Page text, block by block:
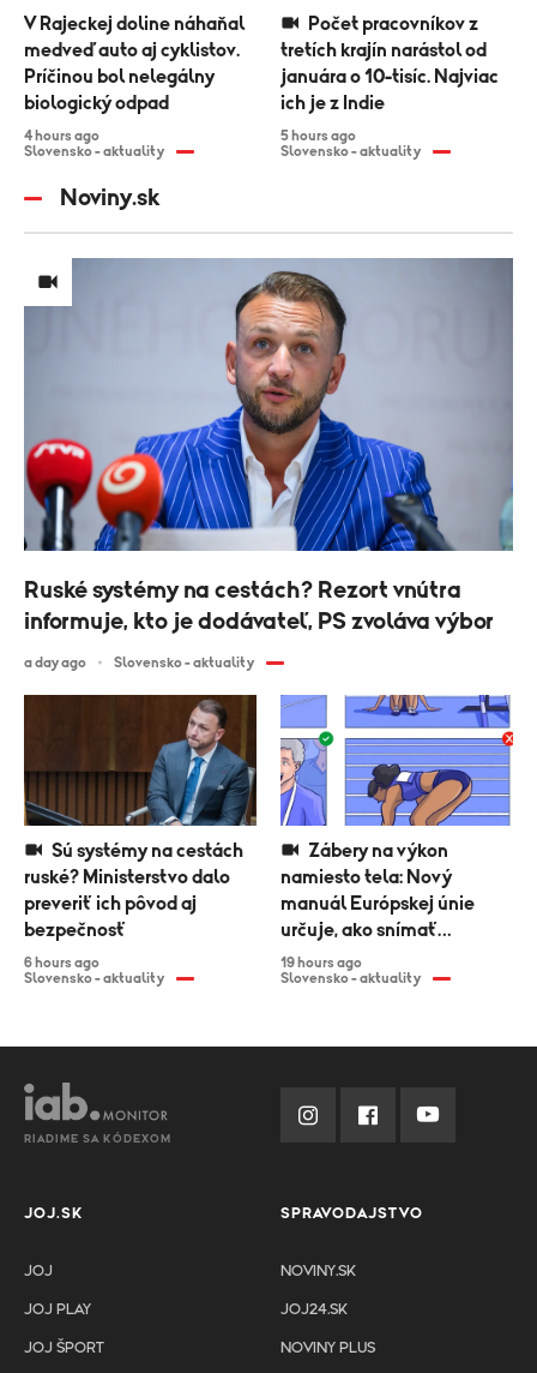
V Rajeckej doline náhaňal
medveď auto aj cyklistov.
Príčinou bol nelegálny
biologický odpad
4 hours ago
Slovensko - aktuality
tretích krajín narástol od
januára o 10-tisíc. Najviac
ich je z Indie
5 hours ago
Slovensko - aktuality
Noviny.sk
ruské? Ministerstvo dalo
preveriť ich pôvod aj
bezpečnosť
6 hours ago
Slovensko - aktuality
namiesto tela: Nový
manuál Európskej únie
určuje, ako snímať
športovkyne
19 hours ago
Slovensko - aktuality
Ruské systémy na cestách? Rezort vnútra
informuje, kto je dodávateľ, PS zvoláva výbor
a day ago Slovensko - aktuality
RIADIME SA KÓDEXOM
JOJ.SK
JOJ
JOJ PLAY
JOJ ŠPORT
SPRAVODAJSTVO
NOVINY.SK
JOJ24.SK
NOVINY PLUS